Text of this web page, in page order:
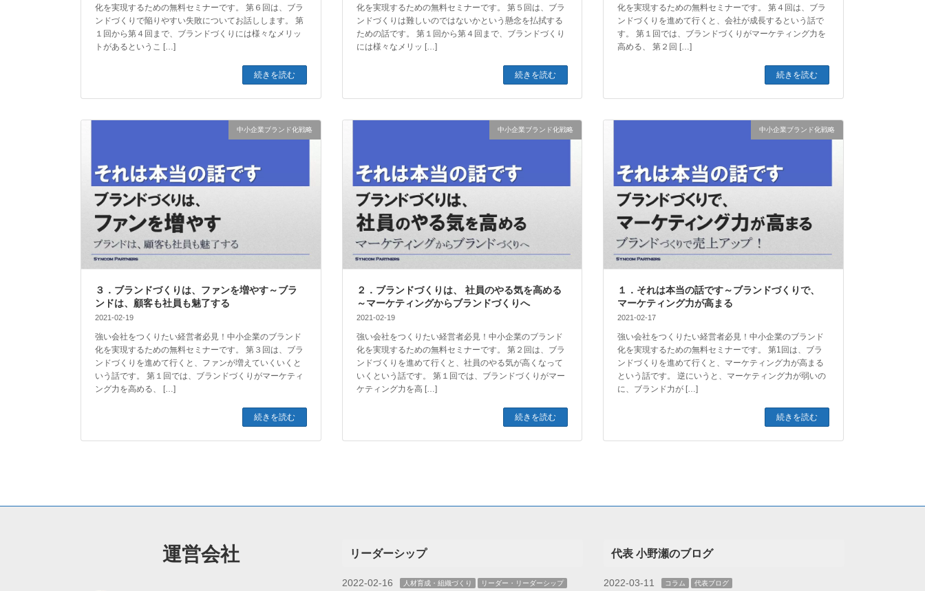
化を実現するための無料セミナーです。 第６回は、ブラ
ンドづくりで陥りやすい失敗についてお話しします。 第
１回から第４回まで、ブランドづくりには様々なメリッ
トがあるというこ […]
続きを読む
化を実現するための無料セミナーです。 第５回は、ブラ
ンドづくりは難しいのではないかという懸念を払拭する
ための話です。 第１回から第４回まで、ブランドづくり
には様々なメリッ […]
続きを読む
化を実現するための無料セミナーです。 第４回は、ブラ
ンドづくりを進めて行くと、会社が成長するという話で
す。 第１回では、ブランドづくりがマーケティング力を
高める、 第２回 […]
続きを読む
中小企業ブランド化戦略
３．ブランドづくりは、ファンを増やす～ブラ
ンドは、顧客も社員も魅了する
2021-02-19
強い会社をつくりたい経営者必見！中小企業のブランド
化を実現するための無料セミナーです。 第３回は、ブラ
ンドづくりを進めて行くと、ファンが増えていくいくと
いう話です。 第１回では、ブランドづくりがマーケティ
ング力を高める、 […]
続きを読む
中小企業ブランド化戦略
２．ブランドづくりは、 社員のやる気を高める
～マーケティングからブランドづくりへ
2021-02-19
強い会社をつくりたい経営者必見！中小企業のブランド
化を実現するための無料セミナーです。 第２回は、ブラ
ンドづくりを進めて行くと、社員のやる気が高くなって
いくという話です。 第１回では、ブランドづくりがマー
ケティング力を高 […]
続きを読む
中小企業ブランド化戦略
１．それは本当の話です～ブランドづくりで、
マーケティング力が高まる
2021-02-17
強い会社をつくりたい経営者必見！中小企業のブランド
化を実現するための無料セミナーです。 第1回は、ブラ
ンドづくりを進めて行くと、マーケティング力が高まる
という話です。 逆にいうと、マーケティング力が弱いの
に、ブランド力が […]
続きを読む
運営会社 リーダーシップ
2022-02-16 人材育成・組織づくり リーダー・リーダーシップ
代表 小野瀬のブログ
2022-03-11 コラム 代表ブログ